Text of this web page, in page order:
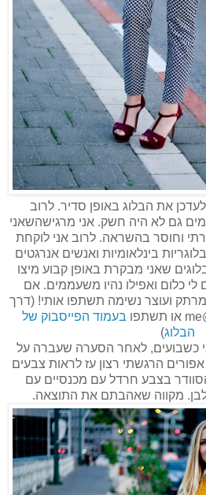
לעדכן את הבלוג באופן סדיר. לרוב
גם לא היה חשק. אני מרגישהשאני
וחוסר בהשראה. לרוב אני לוקחת
בינלאומיות ואנשים אנרגטים
שאני מבקרת באופן קבוע מיצו
כלום ואפילו נהיו משעממים. אם
ועוצר נשימה תשתפו אותי! (דרך
בעמוד הפייסבוק של
הבלוג)
כשבועים, לאחר הסערה שעברה על
הרגשתי רצון עז לראות צבעים
בצבע חרדל עם מכנסיים עם
מקווה שאהבתם את התוצאה.